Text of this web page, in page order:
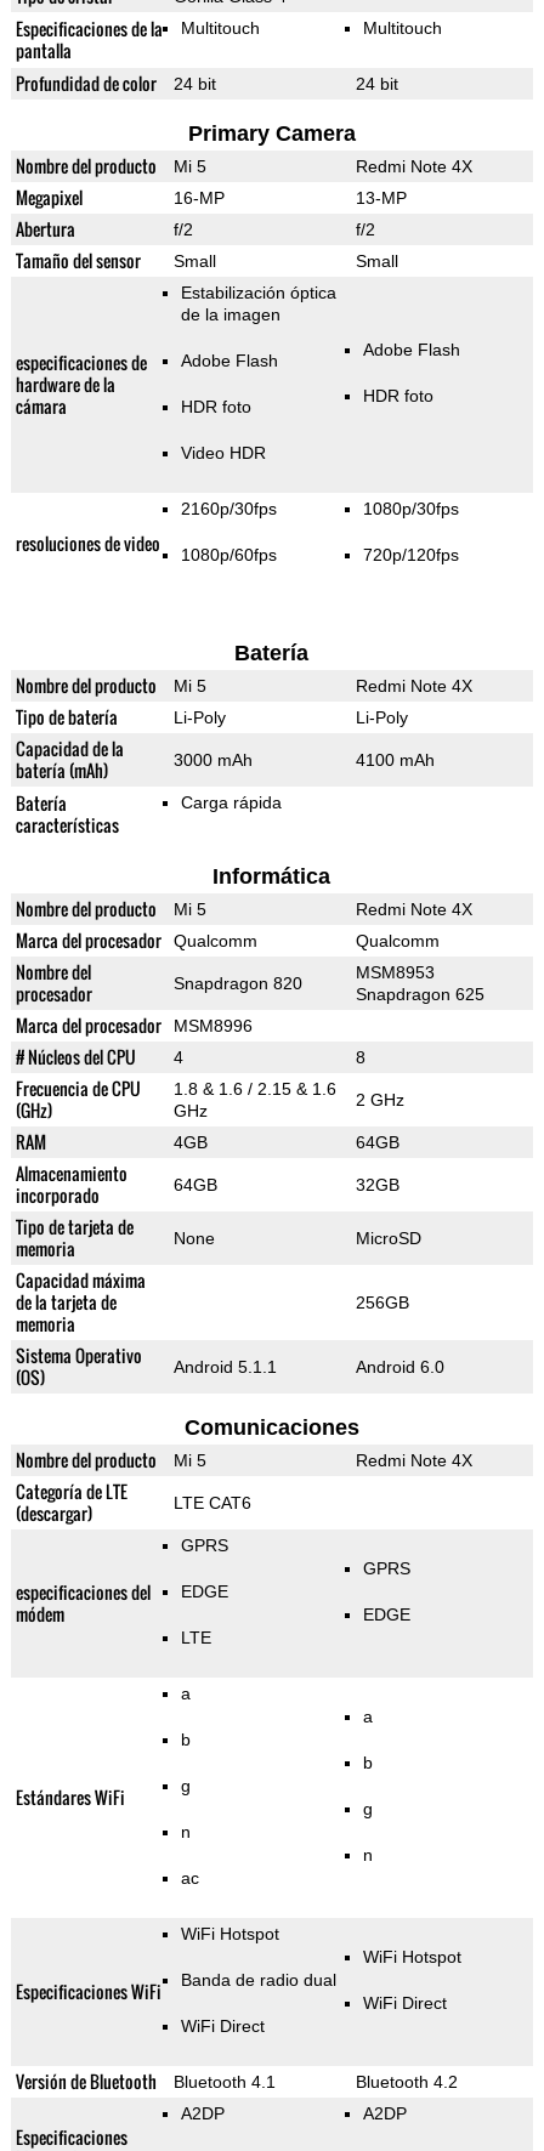
Especificaciones de la
pantalla
Multitouch Multitouch
Profundidad de color 24 bit 24 bit
Primary Camera
Nombre del producto Mi 5 Redmi Note 4X
Megapixel 16-MP 13-MP
Abertura f/2 f/2
Tamaño del sensor Small Small
especificaciones de
hardware de la
cámara
Estabilización óptica
de la imagen
Adobe Flash
HDR foto
Video HDR
Adobe Flash
HDR foto
resoluciones de video
2160p/30fps
1080p/60fps
1080p/30fps
720p/120fps
Batería
Nombre del producto Mi 5 Redmi Note 4X
Tipo de batería Li-Poly Li-Poly
Capacidad de la
batería (mAh)
3000 mAh 4100 mAh
Batería
características
Carga rápida
Informática
Nombre del producto Mi 5 Redmi Note 4X
Marca del procesador Qualcomm Qualcomm
Nombre del
procesador
Snapdragon 820
MSM8953
Snapdragon 625
Marca del procesador MSM8996
# Núcleos del CPU 4 8
Frecuencia de CPU
(GHz)
1.8 & 1.6 / 2.15 & 1.6
GHz
2 GHz
RAM 4GB 64GB
Almacenamiento
incorporado
64GB 32GB
Tipo de tarjeta de
memoria
None MicroSD
Capacidad máxima
de la tarjeta de
memoria
256GB
Sistema Operativo
(OS)
Android 5.1.1 Android 6.0
Comunicaciones
Nombre del producto Mi 5 Redmi Note 4X
Categoría de LTE
(descargar)
LTE CAT6
especificaciones del
módem
GPRS
EDGE
LTE
GPRS
EDGE
Estándares WiFi
a
b
g
n
ac
a
b
g
n
Especificaciones WiFi
WiFi Hotspot
Banda de radio dual
WiFi Direct
WiFi Hotspot
WiFi Direct
Versión de Bluetooth Bluetooth 4.1 Bluetooth 4.2
Especificaciones
A2DP A2DP